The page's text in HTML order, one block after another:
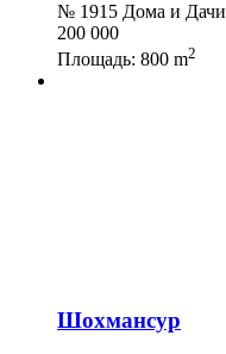
№ 1915 Дома и Дачи
200 000
Площадь: 800 m2
Шохмансур